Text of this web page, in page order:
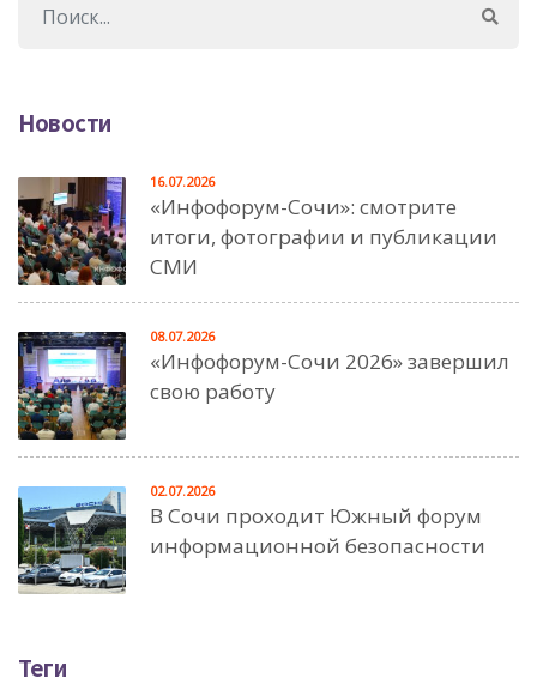
Новости
«Инфофорум-Сочи»: смотрите
итоги, фотографии и публикации
СМИ
16.07.2026
«Инфофорум-Сочи 2026» завершил
свою работу
08.07.2026
В Сочи проходит Южный форум
информационной безопасности
02.07.2026
Теги